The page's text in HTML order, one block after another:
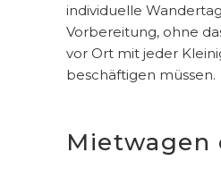
individuelle
Vorbereitung, ohne
vor Ort mit jeder
beschäftigen müssen.
Mietwagen